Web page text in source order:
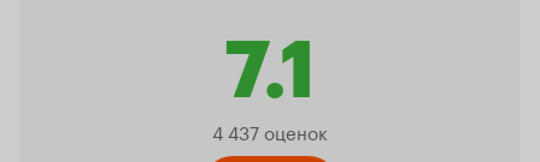
7.1
4 437 оценок